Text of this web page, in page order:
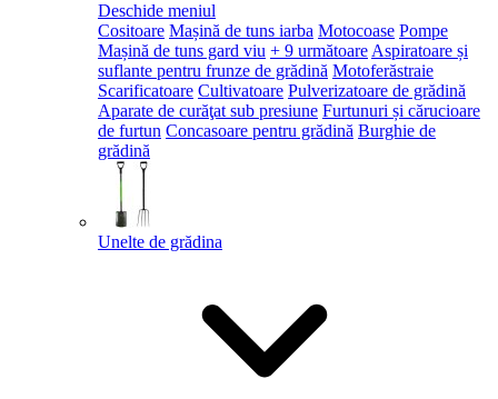
Deschide meniul
Cositoare Mașină de tuns iarba Motocoase Pompe
Mașină de tuns gard viu + 9 următoare Aspiratoare și
suflante pentru frunze de grădină Motoferăstraie
Scarificatoare Cultivatoare Pulverizatoare de grădină
Aparate de curăţat sub presiune Furtunuri și cărucioare
de furtun Concasoare pentru grădină Burghie de
grădină
Unelte de grădina